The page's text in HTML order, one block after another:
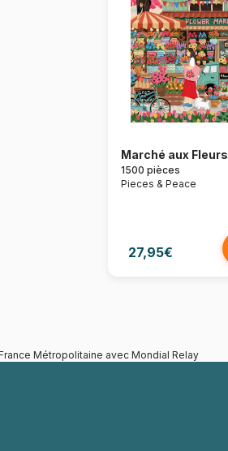
Marché aux Fleurs
1500 pièces
Pieces & Peace
27,95€
Métropolitaine avec Mondial Relay